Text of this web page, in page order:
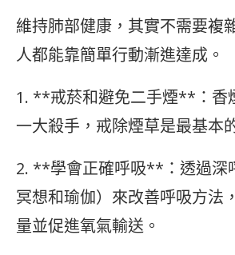
維持肺部健康，其實不需要複
人都能靠簡單行動漸進達成。
1. **戒菸和避免二手煙**：香
一大殺手，戒除煙草是最基本
2. **學會正確呼吸**：透過深
冥想和瑜伽）來改善呼吸方法
量並促進氧氣輸送。